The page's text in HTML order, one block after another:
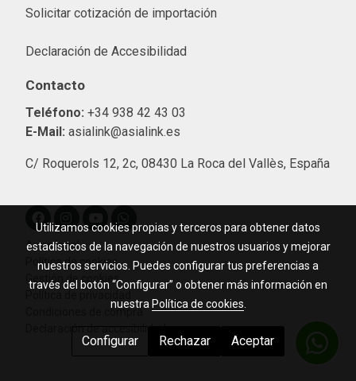
Solicitar cotización de importación
Declaración de Accesibilidad
Contacto
Teléfono: +34 938 42 43 03
E-Mail: asialink@asialink.es
C/ Roquerols 12, 2c, 08430 La Roca del Vallès, España
Aviso legal
Política de cookies
Gestión de cookies
Condiciones de compra
Utilizamos cookies propias y terceros para obtener datos
estadísticos de la navegación de nuestros usuarios y mejorar
nuestros servicios. Puedes configurar tus preferencias a
través del botón “Configurar” o obtener más información en
nuestra Política de cookies
Configurar Rechazar Aceptar